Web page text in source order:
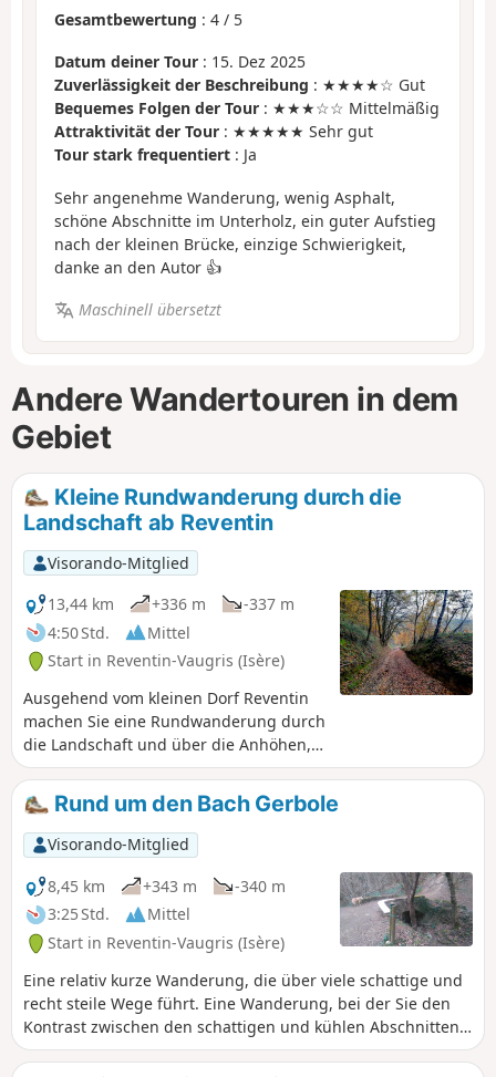
Gesamtbewertung : 4 / 5
Datum deiner Tour : 15. Dez 2025
Zuverlässigkeit der Beschreibung : ★★★★☆ Gut
Bequemes Folgen der Tour : ★★★☆☆ Mittelmäßig
Attraktivität der Tour : ★★★★★ Sehr gut
Tour stark frequentiert : Ja
Sehr angenehme Wanderung, wenig Asphalt,
schöne Abschnitte im Unterholz, ein guter Aufstieg
nach der kleinen Brücke, einzige Schwierigkeit,
danke an den Autor 👍
Maschinell übersetzt
Andere Wandertouren in dem
Gebiet
Kleine Rundwanderung durch die
Landschaft ab Reventin
Visorando-Mitglied
13,44 km
+336 m
-337 m
4:50 Std.
Mittel
Start in Reventin-Vaugris (Isère)
Ausgehend vom kleinen Dorf Reventin
machen Sie eine Rundwanderung durch
die Landschaft und über die Anhöhen,
die stellenweise das Rhonetal
überragen.
Rund um den Bach Gerbole
Visorando-Mitglied
8,45 km
+343 m
-340 m
3:25 Std.
Mittel
Start in Reventin-Vaugris (Isère)
Eine relativ kurze Wanderung, die über viele schattige und
recht steile Wege führt. Eine Wanderung, bei der Sie den
Kontrast zwischen den schattigen und kühlen Abschnitten,
die zum Bach Gerbole führen, und den weiten Ausblicken